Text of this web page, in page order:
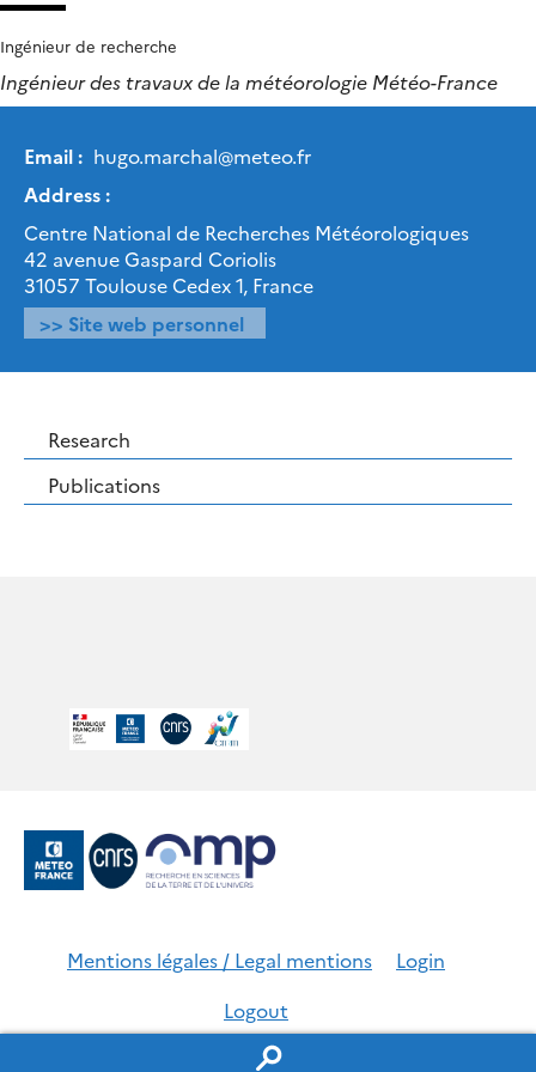
Ingénieur de recherche
Ingénieur des travaux de la météorologie Météo-France
Email : hugo.marchal@meteo.fr
Address :
Centre National de Recherches Météorologiques
42 avenue Gaspard Coriolis
31057 Toulouse Cedex 1, France
>> Site web personnel
Research
Publications
Mentions légales / Legal mentions
Login
Logout